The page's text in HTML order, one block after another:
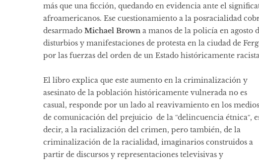
más que una ficción, quedando en evidencia ante el
afroamericanos. Ese cuestionamiento a la posracialidad
desarmado Michael Brown a manos de la policía en agosto
disturbios y manifestaciones de protesta en la ciudad de
por las fuerzas del orden de un Estado históricamente
El libro explica que este aumento en la criminalización y
asesinato de la población históricamente vulnerada no es
casual, responde por un lado al reavivamiento en los medios
de comunicación del prejuicio de la ʺdelincuencia étnicaʺ,
decir, a la racialización del crimen, pero también, de la
criminalización de la racialidad, imaginarios construidos a
partir de discursos y representaciones televisivas y